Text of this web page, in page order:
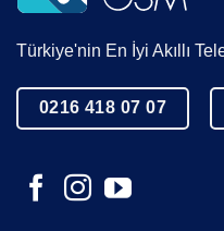
Türkiye'nin En İyi Akıllı
0216 418 07 07